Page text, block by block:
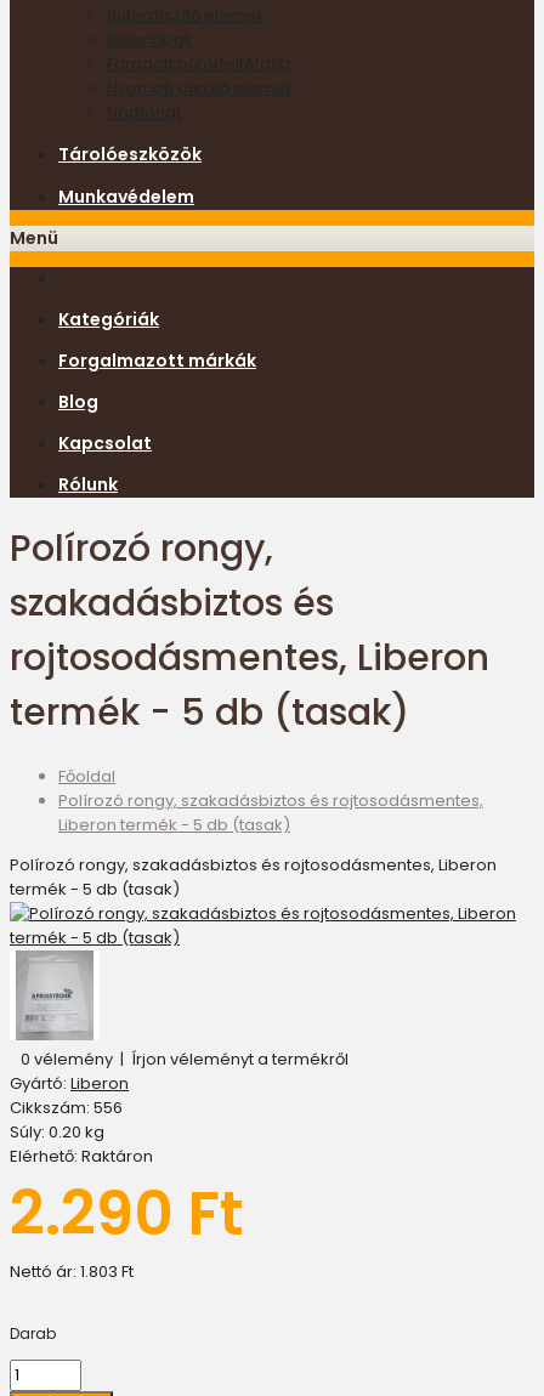
Bútordíszítő elemek
Bútorlábak
Faragott bútorfeltétdísz
Nyomott díszítő elemek
Tárolóeszközök
Munkavédelem
Menü
Kategóriák
Forgalmazott márkák
Blog
Kapcsolat
Rólunk
Polírozó rongy,
szakadásbiztos és
rojtosodásmentes, Liberon
termék - 5 db (tasak)
Főoldal
Polírozó rongy, szakadásbiztos és rojtosodásmentes,
Liberon termék - 5 db (tasak)
Polírozó rongy, szakadásbiztos és rojtosodásmentes, Liberon
termék - 5 db (tasak)
0 vélemény | Írjon véleményt a termékről
Gyártó: Liberon
Cikkszám: 556
Súly: 0.20 kg
Elérhető: Raktáron
2.290 Ft
Nettó ár: 1.803 Ft
Darab